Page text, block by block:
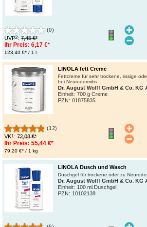
(0)
UVP2: 7,45 €*
Ihr Preis: 6,17 €*
123,40 €* / 1 l
LINOLA fett Creme
Fettcreme für sehr trockene, rissige
bei Neurodermitis
Dr. August Wolff GmbH & Co. KG
Einheit: 700 g Creme
PZN: 01875835
(12)
VK1 : 72,08 €*
Ihr Preis: 55,44 €*
79,20 €* / 1 kg
LINOLA Dusch und Wasch
Duschgel für trockene oder zu
Dr. August Wolff GmbH & Co. KG
Einheit: 100 ml Duschgel
PZN: 10102138